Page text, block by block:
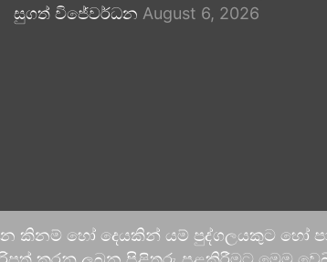
සුගත් විජේවර්ධන August 6, 2026
කිනම් හෝ දෙයකින් යම් පුද්ගලයකුට